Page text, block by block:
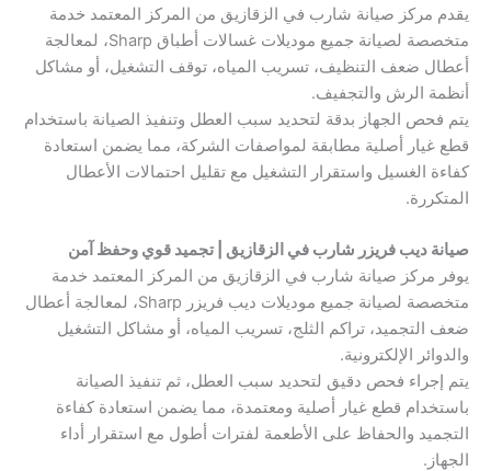
يقدم مركز صيانة شارب في الزقازيق من المركز المعتمد خدمة
متخصصة لصيانة جميع موديلات غسالات أطباق Sharp، لمعالجة
أعطال ضعف التنظيف، تسريب المياه، توقف التشغيل، أو مشاكل
أنظمة الرش والتجفيف.
يتم فحص الجهاز بدقة لتحديد سبب العطل وتنفيذ الصيانة باستخدام
قطع غيار أصلية مطابقة لمواصفات الشركة، مما يضمن استعادة
كفاءة الغسيل واستقرار التشغيل مع تقليل احتمالات الأعطال
المتكررة.
صيانة ديب فريزر شارب في الزقازيق | تجميد قوي وحفظ آمن
يوفر مركز صيانة شارب في الزقازيق من المركز المعتمد خدمة
متخصصة لصيانة جميع موديلات ديب فريزر Sharp، لمعالجة أعطال
ضعف التجميد، تراكم الثلج، تسريب المياه، أو مشاكل التشغيل
والدوائر الإلكترونية.
يتم إجراء فحص دقيق لتحديد سبب العطل، ثم تنفيذ الصيانة
باستخدام قطع غيار أصلية ومعتمدة، مما يضمن استعادة كفاءة
التجميد والحفاظ على الأطعمة لفترات أطول مع استقرار أداء
الجهاز.